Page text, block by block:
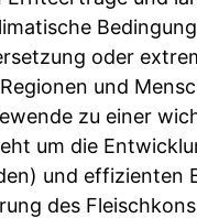
oder
und
zu einer
um die
und effizienten
des